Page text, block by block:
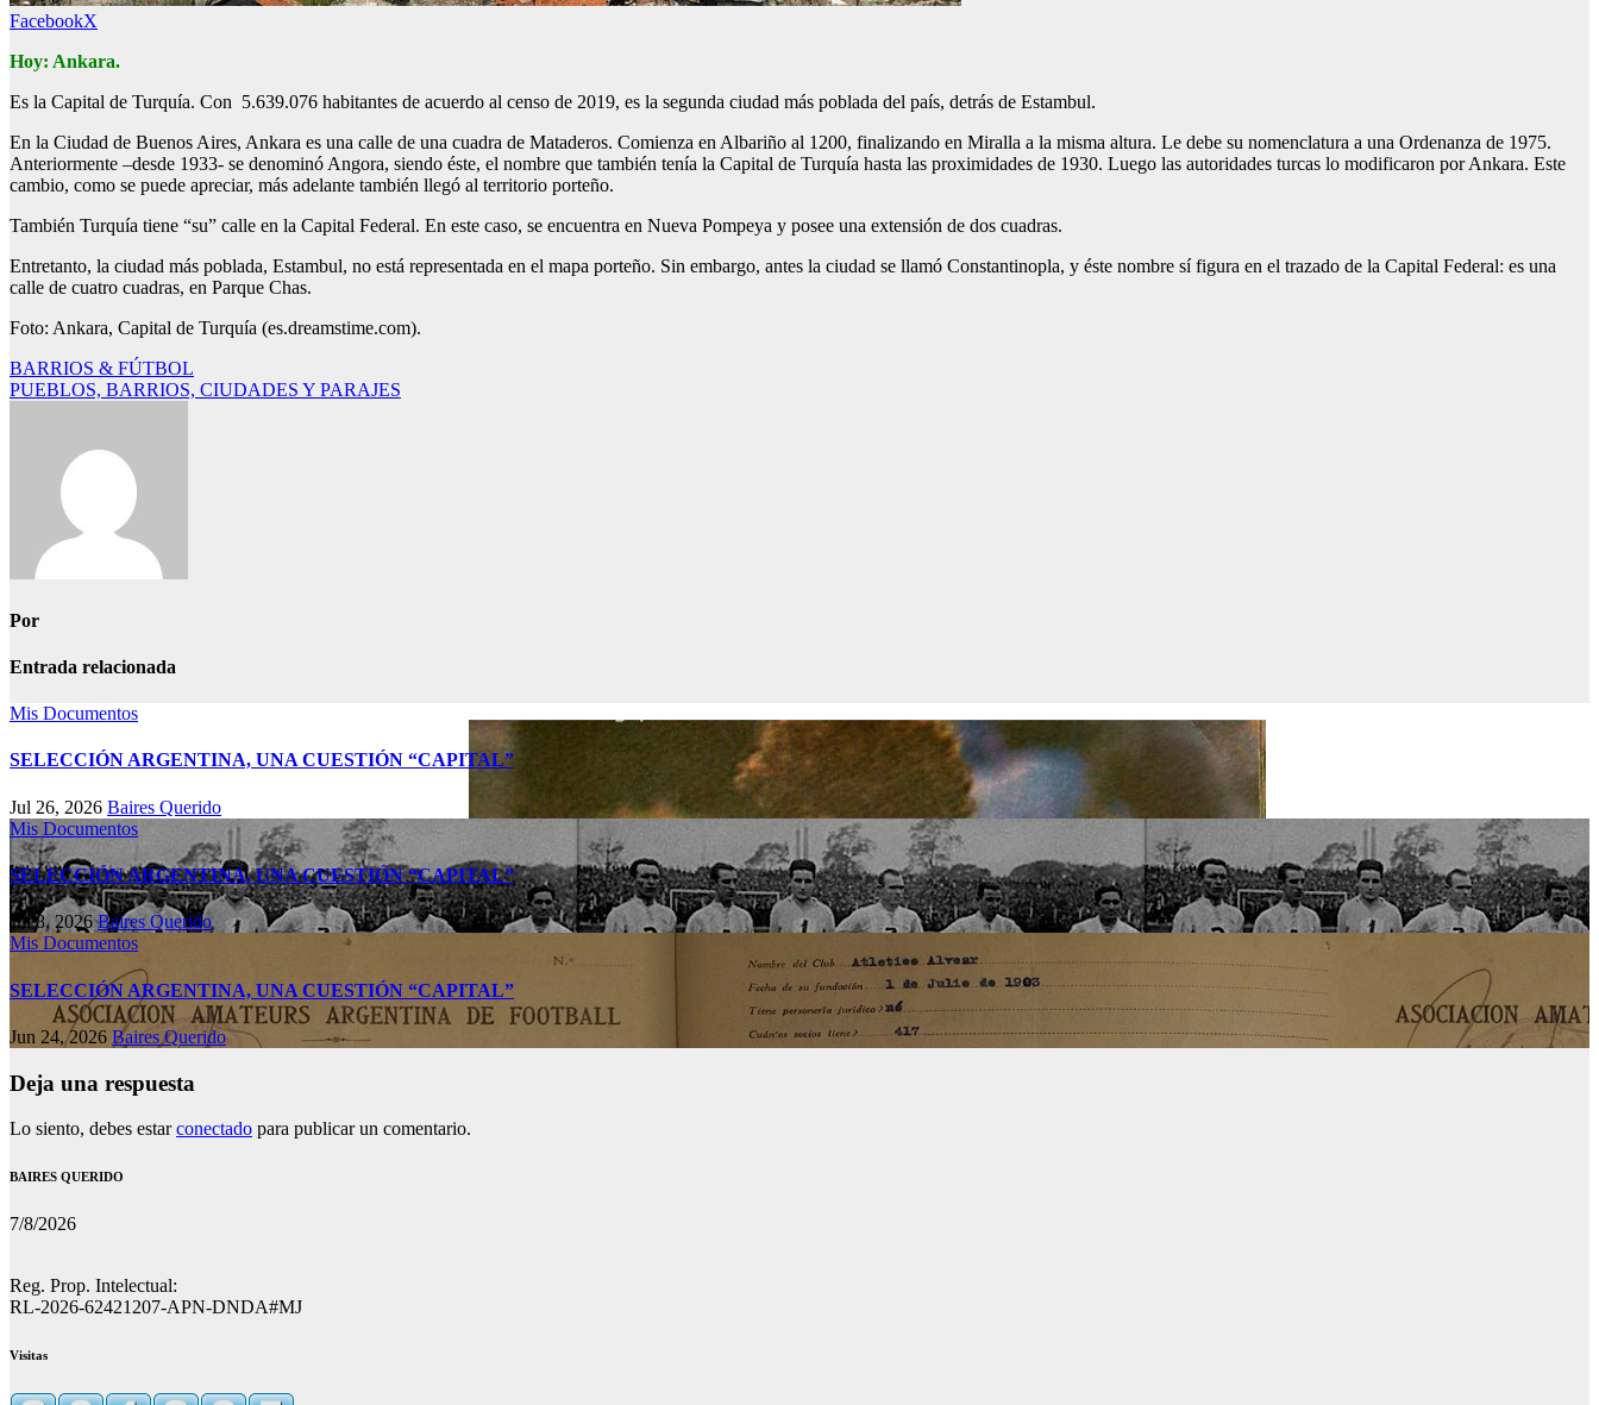
FacebookX
Hoy: Ankara.
Es la Capital de Turquía. Con 5.639.076 habitantes de acuerdo al censo de 2019, es la segunda ciudad más poblada del país, detrás de Estambul.
En la Ciudad de Buenos Aires, Ankara es una calle de una cuadra de Mataderos. Comienza en Albariño al 1200, finalizando en Miralla a la misma altura. Le debe su nomenclatura a una Ordenanza de 1975.
Anteriormente –desde 1933- se denominó Angora, siendo éste, el nombre que también tenía la Capital de Turquía hasta las proximidades de 1930. Luego las autoridades turcas lo modificaron por Ankara. Este
cambio, como se puede apreciar, más adelante también llegó al territorio porteño.
También Turquía tiene “su” calle en la Capital Federal. En este caso, se encuentra en Nueva Pompeya y posee una extensión de dos cuadras.
Entretanto, la ciudad más poblada, Estambul, no está representada en el mapa porteño. Sin embargo, antes la ciudad se llamó Constantinopla, y éste nombre sí figura en el trazado de la Capital Federal: es una
calle de cuatro cuadras, en Parque Chas.
Foto: Ankara, Capital de Turquía (es.dreamstime.com).
Navegación
de
BARRIOS & FÚTBOL
PUEBLOS, BARRIOS, CIUDADES Y PARAJES
Por
Entrada relacionada
Mis Documentos
SELECCIÓN ARGENTINA, UNA CUESTIÓN “CAPITAL”
Jul 26, 2026 Baires Querido
Mis Documentos
SELECCIÓN ARGENTINA, UNA CUESTIÓN “CAPITAL”
Jul 8, 2026Baires Querido
Mis Documentos
SELECCIÓN ARGENTINA, UNA CUESTIÓN “CAPITAL”
Jun 24, 2026 Baires Querido
Deja una respuesta
Lo siento, debes estarconectado para publicar un comentario.
BAIRES QUERIDO
7/8/2026
Reg. Prop. Intelectual:
RL-2026-62421207-APN-DNDA#MJ
Visitas